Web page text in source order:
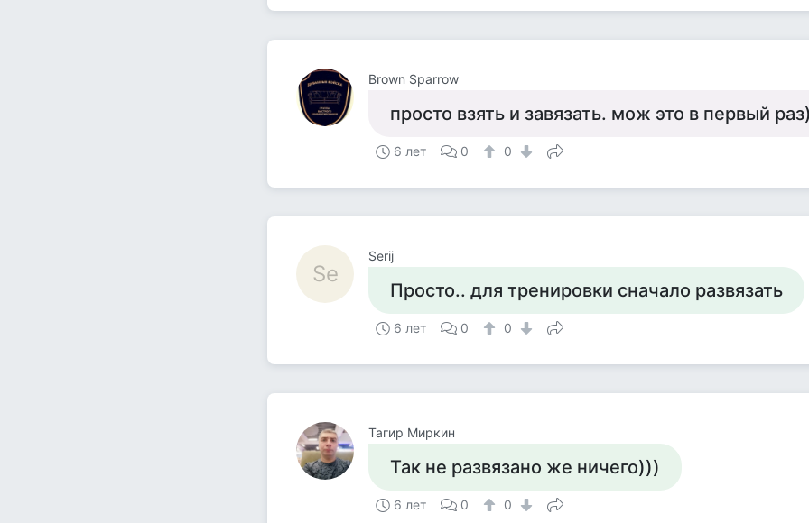
Brown Sparrow
просто взять и завязать. мож это в первый
6 лет 0 0
Se
Serij
Просто.. для тренировки сначало развязать
6 лет 0 0
Тагир Миркин
Так не развязано же ничего)))
6 лет 0 0